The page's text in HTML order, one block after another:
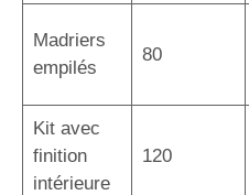
Madriers
empilés
80
Kit avec
finition
intérieure
120